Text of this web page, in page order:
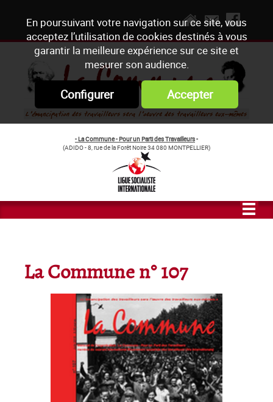
En poursuivant votre navigation sur ce site, vous
acceptez l’utilisation de cookies destinés à vous
garantir la meilleure expérience sur ce site et
mesurer son audience.
Configurer Accepter
- La Commune - Pour un Parti des Travailleurs-
(ADIDO - 8, rue de la Forêt Noire 34 080 MONTPELLIER)
La Commune n° 107